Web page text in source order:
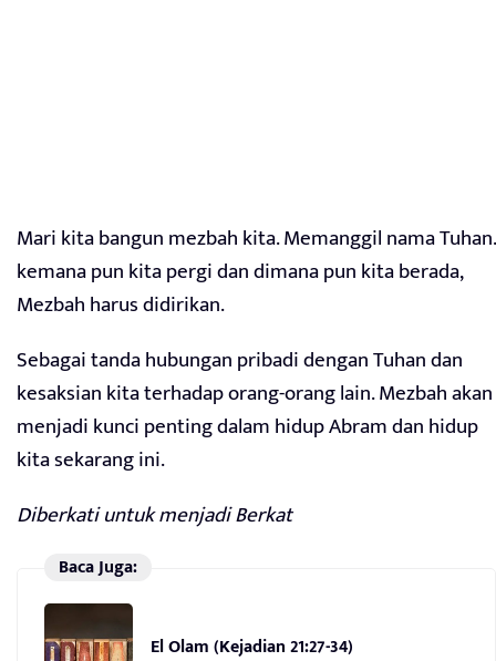
Mari kita bangun mezbah kita. Memanggil nama Tuhan.
kemana pun kita pergi dan dimana pun kita berada,
Mezbah harus didirikan.
Sebagai tanda hubungan pribadi dengan Tuhan dan
kesaksian kita terhadap orang-orang lain. Mezbah akan
menjadi kunci penting dalam hidup Abram dan hidup
kita sekarang ini.
Diberkati untuk menjadi Berkat
Baca Juga:
El Olam (Kejadian 21:27-34)